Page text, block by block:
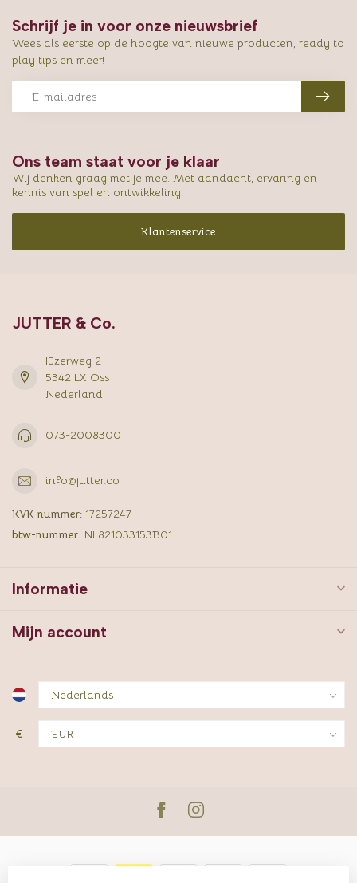
Ons team staat voor je klaar
Wij denken graag met je mee. Met aandacht, ervaring en
kennis van spel en ontwikkeling.
Klantenservice
Schrijf je in voor onze nieuwsbrief
Wees als eerste op de hoogte van nieuwe producten, ready to
play tips en meer!
JUTTER & Co.
IJzerweg 2
5342 LX Oss
Nederland
073-2008300
info@jutter.co
KVK nummer: 17257247
btw-nummer: NL821033153B01
Informatie
Mijn account
€